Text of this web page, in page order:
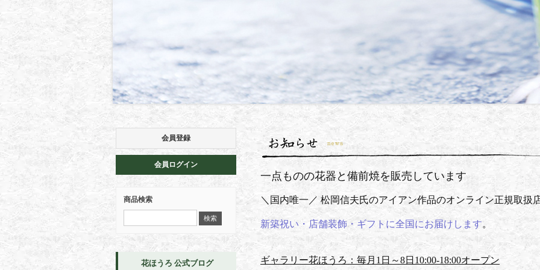
一点ものの花器と備前焼を販売しています
＼国内唯一／ 松岡信夫氏のアイアン作品のオンライン正規取扱
新築祝い・店舗装飾・ギフトに全国にお届けします。
ギャラリー花ほうろ：毎月1日～8日10:00-18:00オープン
会員登録
会員ログイン
商品検索
花ほうろ 公式ブログ